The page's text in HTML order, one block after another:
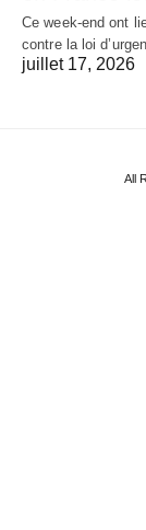
Ce week-end ont
contre la loi
juillet 17, 2026
All